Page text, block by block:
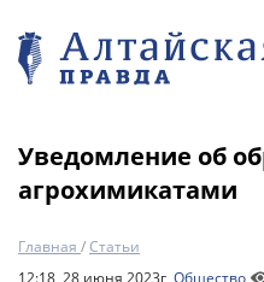
Уведомление об
агрохимикатами
Главная /Статьи
12:18, 28 июня 2023г, Общество